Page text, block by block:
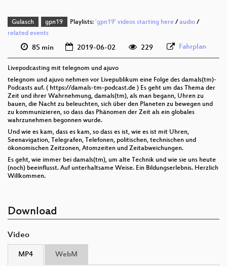
Gulasch gpn19 Playlists: 'gpn19' videos starting here/ audio/
related events
85 min 2019-06-02 229 Fahrplan
Livepodcasting mit telegnom und ajuvo
telegnom und ajuvo nehmen vor Livepublikum eine Folge des damals(tm)-
Podcasts auf. ( https://damals-tm-podcast.de ) Es geht um das Thema der
Zeit und ihrer Wahrnehmung, damals(tm), als man begann, Uhren zu
bauen, die Nacht zu beleuchten, sich über den Planeten zu bewegen und
zu kommunizieren, so dass das Phänomen der Zeit als ein globales
wahrzunehmen begonnen wurde.
Und wie es kam, dass es kam, so dass es ist, wie es ist mit Uhren,
Seenavigation, Telegrafen, Telefonen, politischen, technischen und
ökonomischen Zeitzonen, Atomzeiten und Zeitabweichungen.
Es geht, wie immer bei damals(tm), um alte Technik und wie sie uns heute
(noch) beeinflusst. Auf unterhaltsame Weise. Ein Bildungserlebnis. Herzlich
Willkommen.
Download
Video
MP4 WebM